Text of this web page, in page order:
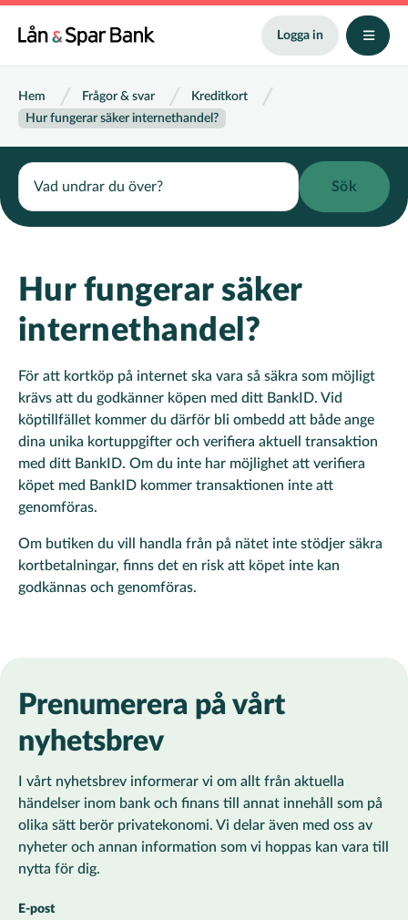
Hoppa
Logga in
Länkstig
Hem Frågor & svar
Kreditkort
Hur fungerar säker internethandel?
Search
Hur fungerar säker
internethandel?
För att kortköp på internet ska vara så säkra som möjligt
krävs att du godkänner köpen med ditt BankID. Vid
köptillfället kommer du därför bli ombedd att både ange
dina unika kortuppgifter och verifiera aktuell transaktion
med ditt BankID. Om du inte har möjlighet att verifiera
köpet med BankID kommer transaktionen inte att
genomföras.
Om butiken du vill handla från på nätet inte stödjer säkra
kortbetalningar, finns det en risk att köpet inte kan
godkännas och genomföras.
Prenumerera på vårt
nyhetsbrev
I vårt nyhetsbrev informerar vi om allt från aktuella
händelser inom bank och finans till annat innehåll som på
olika sätt berör privatekonomi. Vi delar även med oss av
nyheter och annan information som vi hoppas kan vara till
nytta för dig.
E-post